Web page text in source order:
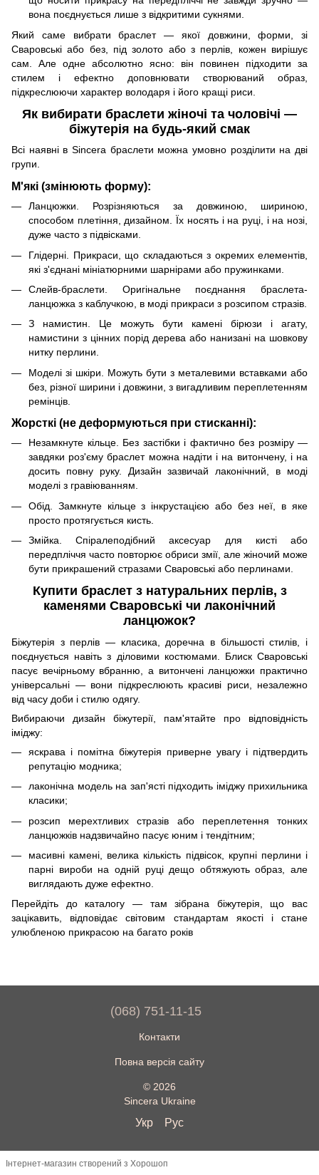
вона поєднується лише з відкритими сукнями.
Який саме вибрати браслет — якої довжини, форми, зі
Сваровські або без, під золото або з перлів, кожен вирішує
сам. Але одне абсолютно ясно: він повинен підходити за
стилем і ефектно доповнювати створюваний образ,
підкреслюючи характер володаря і його кращі риси.
Як вибирати браслети жіночі та чоловічі —
біжутерія на будь-який смак
Всі наявні в Sincera браслети можна умовно розділити на дві
групи.
М'які (змінюють форму):
Ланцюжки. Розрізняються за довжиною, шириною,
способом плетіння, дизайном. Їх носять і на руці, і на нозі,
дуже часто з підвісками.
Глідерні. Прикраси, що складаються з окремих елементів,
які з'єднані мініатюрними шарнірами або пружинками.
Слейв-браслети. Оригінальне поєднання браслета-
ланцюжка з каблучкою, в моді прикраси з розсипом стразів.
З намистин. Це можуть бути камені бірюзи і агату,
намистини з цінних порід дерева або нанизані на шовкову
нитку перлини.
Моделі зі шкіри. Можуть бути з металевими вставками або
без, різної ширини і довжини, з вигадливим переплетенням
ремінців.
Жорсткі (не деформуються при стисканні):
Незамкнуте кільце. Без застібки і фактично без розміру —
завдяки роз'єму браслет можна надіти і на витончену, і на
досить повну руку. Дизайн зазвичай лаконічний, в моді
моделі з гравіюванням.
Обід. Замкнуте кільце з інкрустацією або без неї, в яке
просто протягується кисть.
Змійка. Спіралеподібний аксесуар для кисті або
передпліччя часто повторює обриси змії, але жіночий може
бути прикрашений стразами Сваровські або перлинами.
Купити браслет з натуральних перлів, з
каменями Сваровські чи лаконічний
ланцюжок?
Біжутерія з перлів — класика, доречна в більшості стилів, і
поєднується навіть з діловими костюмами. Блиск Сваровські
пасує вечірньому вбранню, а витончені ланцюжки практично
універсальні — вони підкреслюють красиві риси, незалежно
від часу доби і стилю одягу.
Вибираючи дизайн біжутерії, пам'ятайте про відповідність
іміджу:
яскрава і помітна біжутерія приверне увагу і підтвердить
репутацію модника;
лаконічна модель на зап'ясті підходить іміджу прихильника
класики;
розсип мерехтливих стразів або переплетення тонких
ланцюжків надзвичайно пасує юним і тендітним;
масивні камені, велика кількість підвісок, крупні перлини і
парні вироби на одній руці дещо обтяжують образ, але
виглядають дуже ефектно.
Перейдіть до каталогу — там зібрана біжутерія, що вас
зацікавить, відповідає світовим стандартам якості і стане
улюбленою прикрасою на багато років
(068) 751-11-15
Контакти
Повна версія сайту
© 2026
Sincera Ukraine
Укр Рус
Інтернет-магазин створений з Хорошоп